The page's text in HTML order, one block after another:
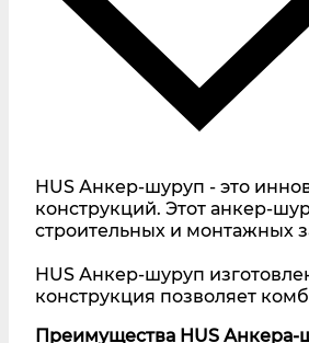
HUS Анкер-шуруп - это
конструкций. Этот анкер-
строительных и монтажных
HUS Анкер-шуруп
конструкция позволяет
Преимущества HUS Анкера-